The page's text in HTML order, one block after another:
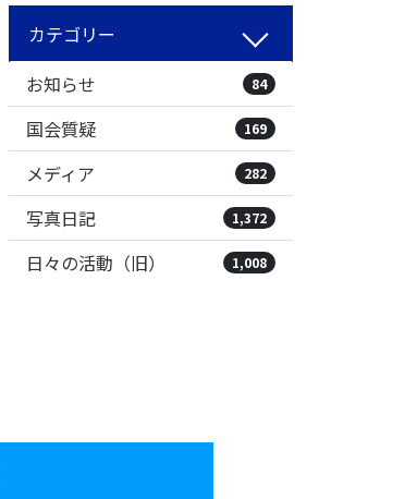
カテゴリー
お知らせ
84
国会質疑 169
メディア 282
写真日記 1,372
日々の活動（旧） 1,008